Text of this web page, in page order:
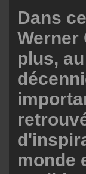
Dans
Werner
plus,
monde